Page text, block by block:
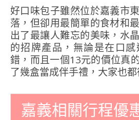
好口味包子雖然位於嘉義市
落，但卻用最簡單的食材和
出了最讓人難忘的美味，水
的招牌產品，無論是在口
錯，而且一個13元的價位真
了幾盒當成伴手禮，大家也
嘉義相關行程優